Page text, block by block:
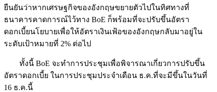
ยืนยันว่าหากเศรษฐกิจของอังกฤษขยายตัวไปในทิศทางที่
ธนาคารคาดการณ์ไว้ทาง BoE ก็พร้อมที่จะปรับขึ้นอัตรา
ดอกเบี้ยนโยบายเพื่อให้อัตราเงินเฟ้อของอังกฤษกลับมาอยู่ใน
ระดับเป้าหมายที่ 2% ต่อไป
ทั้งนี้ BoE จะทำการประชุมเพื่อพิจารณาเกี่ยวการปรับขึ้น
อัตราดอกเบี้ย ในการประชุมประจำเดือน ธ.ค.ที่จะมีขึ้นในวันที่
16 ธ.ค.นี้